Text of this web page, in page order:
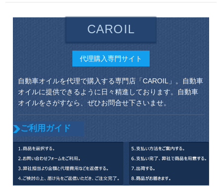
CAROIL
代理購入専門サイト
自動車オイルを代理で購入する専門店「CAROIL」。自動車
オイルに提供できるように日々精進しております。自動車
オイルをさがすなら、ぜひお問合せ下さいませ。
ご利用ガイド